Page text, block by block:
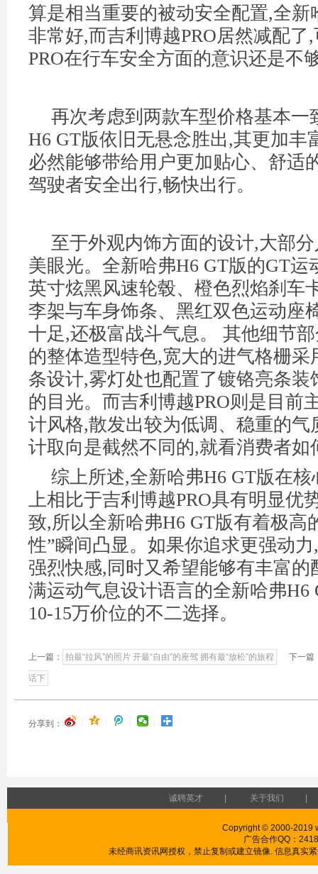
算是相当重要的被动安全配置,全新
非常好,而吉利博越PRO居然减配了
PRO在行车安全方面的意识还是不
再次考虑到两款车型价格基本一
H6 GT版依旧无悬念胜出,其更加丰
必然能够带给用户更加贴心、舒适
驾驶者安全出行,畅快出行。
至于外观内饰方面的设计,大部
美眼光。全新哈弗H6 GT版的GT运
英寸炫黑风速轮毂、橙色烈焰刹车
李架与车身饰条、黑红双色运动座
十足,还极富战斗气息。 其他细节
的整体造型特色,宽大的进气格栅采
条设计,雾灯处也配置了镀铬亮条装
的目光。而吉利博越PRO则是目前
计风格,散发出较为低调、稳重的气
计取向是截然不同的,就看消费者如
综上所述,全新哈弗H6 GT版在
上相比于吉利博越PRO具有明显优
致,所以全新哈弗H6 GT版有着极高
性”瞬间凸显。如果你追求更强动
强烈快感,同时又希望能够有丰富的
满运动气息设计语言的全新哈弗H6
10-15万价位的不二选择。
上一篇： 拍最“拉风”的照片 开最“自由”的座驾 拥有最“放松”的旅程 下一篇
话下
分享到：
诚聘英才 关于我们
Copyright © 2000-2019
广告合作QQ：
未经商讯资讯网授权，禁止复制或建立镜像. 信息真实